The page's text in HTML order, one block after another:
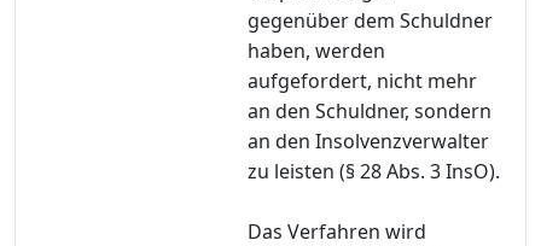
gegenüber dem Schuldner
haben, werden
aufgefordert, nicht mehr
an den Schuldner, sondern
an den Insolvenzverwalter
zu leisten (§ 28 Abs. 3 InsO).
Das Verfahren wird